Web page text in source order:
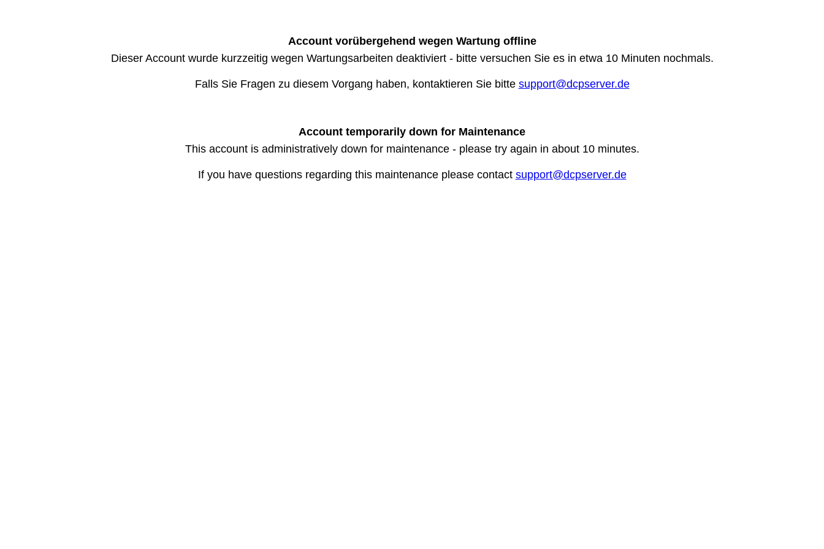
Account vorübergehend wegen Wartung offline
Dieser Account wurde kurzzeitig wegen Wartungsarbeiten deaktiviert - bitte versuchen Sie es in etwa 10 Minuten nochmals.
Falls Sie Fragen zu diesem Vorgang haben, kontaktieren Sie bitte support@dcpserver.de
Account temporarily down for Maintenance
This account is administratively down for maintenance - please try again in about 10 minutes.
If you have questions regarding this maintenance please contact support@dcpserver.de